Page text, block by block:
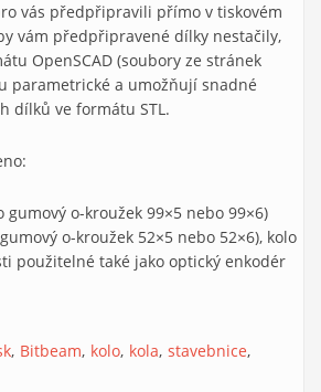
vás předpřipravili přímo v tiskovém
vám předpřipravené dílky nestačily,
OpenSCAD (soubory ze stránek
parametrické a umožňují snadné
dílků ve formátu STL.
gumový o-kroužek 99×5 nebo 99×6)
o-kroužek 52×5 nebo 52×6), kolo
použitelné také jako optický enkodér
Bitbeam kolo kola stavebnice